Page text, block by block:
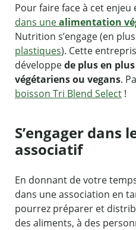
Pour faire face à cet enjeu
dans unealimentation
Nutrition s’engage (en
plastiques). Cette
développede plus en
végétariens ou vegans.
boisson Tri Blend Select !
S’engager dans
associatif
En donnant de votre
dans une association en
pourrez préparer et
des aliments, à des